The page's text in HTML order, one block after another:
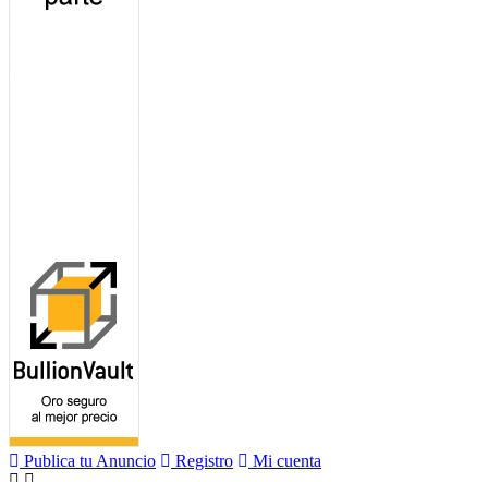
Publica tu Anuncio Registro Mi cuenta